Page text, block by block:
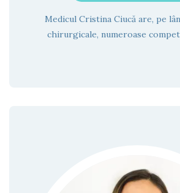
Medicul Cristina Ciucă are, pe
chirurgicale, numeroase